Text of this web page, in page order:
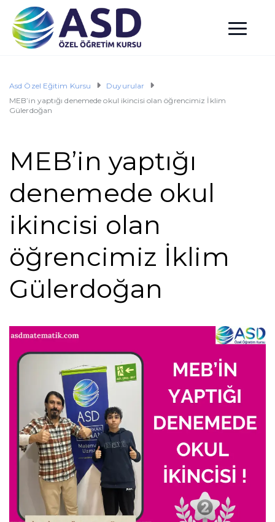
Asd Özel Eğitim Kursu
Duyurular
MEB’in yaptığı denemede okul ikincisi olan öğrencimiz İklim
Gülerdoğan
MEB’in yaptığı
denemede okul
ikincisi olan
öğrencimiz İklim
Gülerdoğan